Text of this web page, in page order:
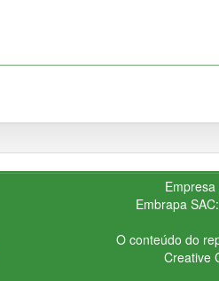
Embrapa SAC:
O conteúdo do
Creative